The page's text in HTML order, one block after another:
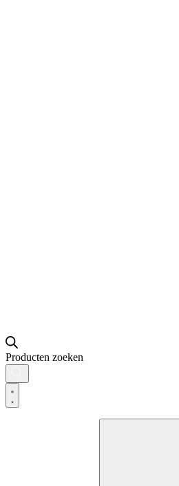
Producten zoeken